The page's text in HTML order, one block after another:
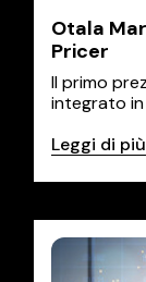
Otala
Pricer
Il primo
integrato
Leggi di più